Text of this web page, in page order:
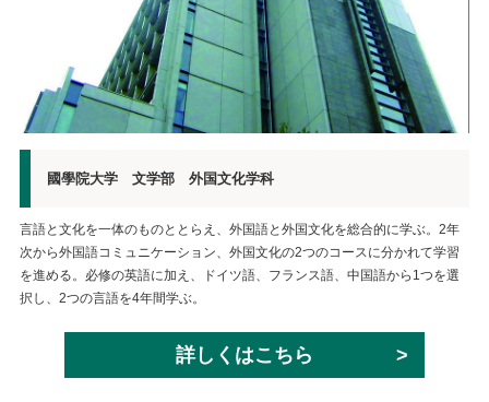
國學院大学 文学部 外国文化学科
言語と文化を一体のものととらえ、外国語と外国文化を総合的に学ぶ。2年
次から外国語コミュニケーション、外国文化の2つのコースに分かれて学習
を進める。必修の英語に加え、ドイツ語、フランス語、中国語から1つを選
択し、2つの言語を4年間学ぶ。
詳しくはこちら